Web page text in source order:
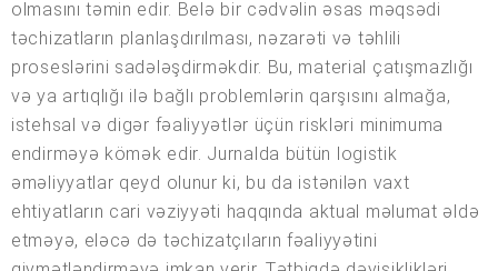
olmasını təmin edir. Belə bir cədvəlin əsas məqsədi
təchizatların planlaşdırılması, nəzarəti və təhlili
proseslərini sadələşdirməkdir. Bu, material çatışmazlığı
və ya artıqlığı ilə bağlı problemlərin qarşısını almağa,
istehsal və digər fəaliyyətlər üçün riskləri minimuma
endirməyə kömək edir. Jurnalda bütün logistik
əməliyyatlar qeyd olunur ki, bu da istənilən vaxt
ehtiyatların cari vəziyyəti haqqında aktual məlumat əldə
etməyə, eləcə də təchizatçıların fəaliyyətini